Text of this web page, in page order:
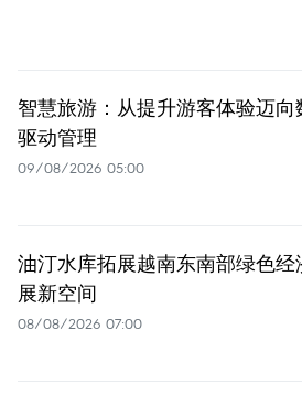
智慧旅游：从提升游客体验迈向
驱动管理
09/08/2026 05:00
油汀水库拓展越南东南部绿色经
展新空间
08/08/2026 07:00